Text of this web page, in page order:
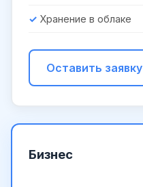
Хранение в облаке
Оставить заявку
Бизнес